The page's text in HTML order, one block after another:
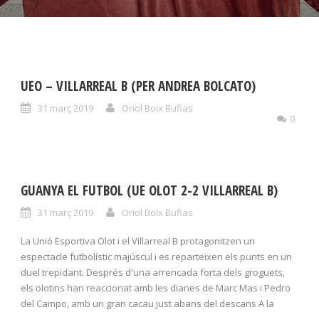
UEO – VILLARREAL B (PER ANDREA BOLCATO)
31 març 2019
Oriol Boix Bufias
0
GUANYA EL FUTBOL (UE OLOT 2-2 VILLARREAL B)
31 març 2019 Oriol Boix Bufias
La Unió Esportiva Olot i el Villarreal B protagonitzen un
espectacle futbolístic majúscul i es reparteixen els punts en un
duel trepidant. Després d'una arrencada forta dels groguets,
els olotins han reaccionat amb les dianes de Marc Mas i Pedro
del Campo, amb un gran cacau just abans del descans A la